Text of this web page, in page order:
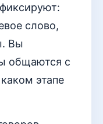
слово,
Вы
общаются с
этапе